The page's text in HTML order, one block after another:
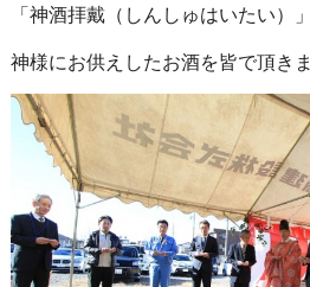
「神酒拝戴（しんしゅはいたい）」
神様にお供えしたお酒を皆で頂きま